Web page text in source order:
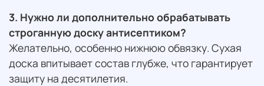
3. Нужно ли дополнительно обрабатывать
строганную доску антисептиком?
Желательно, особенно нижнюю обвязку. Сухая
доска впитывает состав глубже, что гарантирует
защиту на десятилетия.